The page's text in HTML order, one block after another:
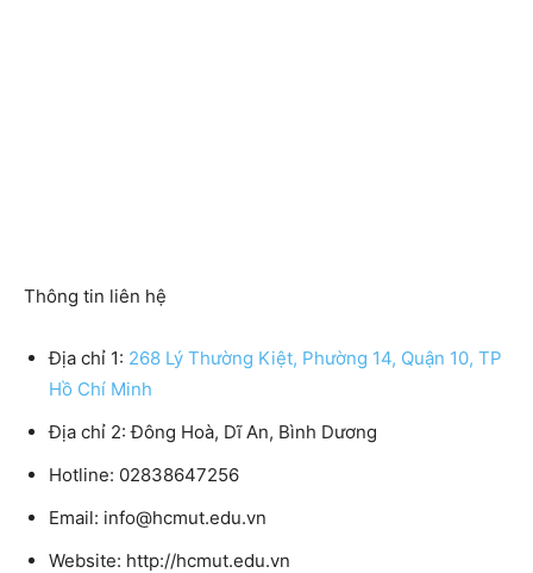
Thông tin liên hệ
Địa chỉ 1: 268 Lý Thường Kiệt, Phường 14, Quận 10, TP
Hồ Chí Minh
Địa chỉ 2: Đông Hoà, Dĩ An, Bình Dương
Hotline: 02838647256
Email: info@hcmut.edu.vn
Website: http://hcmut.edu.vn